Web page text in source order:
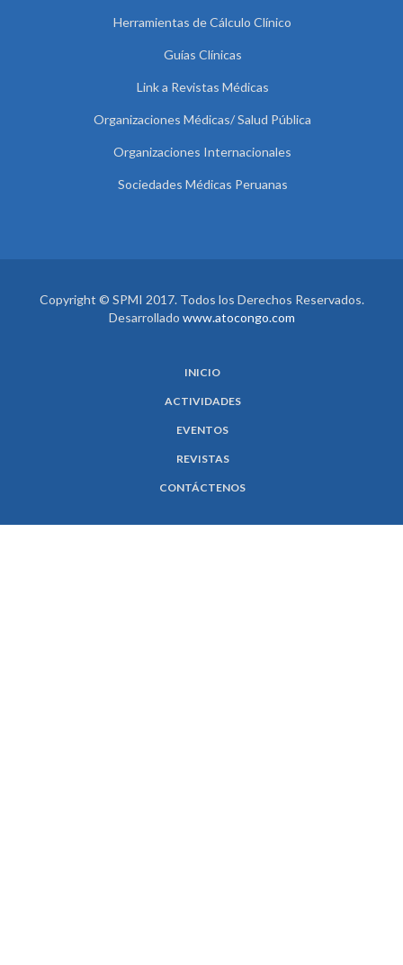
Herramientas de Cálculo Clínico
Guías Clínicas
Link a Revistas Médicas
Organizaciones Médicas/ Salud Pública
Organizaciones Internacionales
Sociedades Médicas Peruanas
Copyright © SPMI 2017. Todos los Derechos Reservados.
Desarrollado www.atocongo.com
INICIO
ACTIVIDADES
EVENTOS
REVISTAS
CONTÁCTENOS